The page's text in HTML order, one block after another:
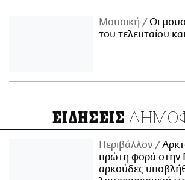
Μουσική
Οι
του τελευταίου
ΕΙΔΗΣΕΙΣ
Περιβάλλον
πρώτη φορά στην
αρκούδες